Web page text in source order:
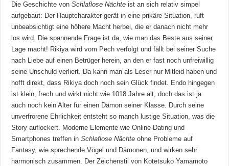
Die Geschichte vonSchlaflose Nächte ist an sich relativ simpel
aufgebaut: Der Hauptcharakter gerät in eine prikäre Situation, ruft
unbeabsichtigt eine höhere Macht herbei, die er danach nicht mehr
los wird. Die spannende Frage ist da, wie man das Beste aus seiner
Lage macht! Rikiya wird vom Pech verfolgt und fällt bei seiner Suche
nach Liebe auf einen Betrüger herein, an den er fast noch unfreiwillig
seine Unschuld verliert. Da kann man als Leser nur Mitleid haben und
hofft direkt, dass Rikiya doch noch sein Glück findet. Endo hingegen
ist klein, frech und wirkt nicht wie 1018 Jahre alt, doch das ist ja
auch noch kein Alter für einen Dämon seiner Klasse. Durch seine
unverfrorene Ehrlichkeit entsteht so manch lustige Situation, was die
Story auflockert. Moderne Elemente wie Online-Dating und
Smartphones treffen inSchlaflose Nächte ohne Probleme auf
Fantasy, wie sprechende Vögel und Dämonen, und wirken sehr
harmonisch zusammen. Der Zeichenstil von Kotetsuko Yamamoto